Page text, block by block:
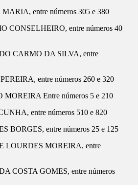
entre números 305 e 380
entre números 40
CARMO DA SILVA, entre
entre números 260 e 320
Entre números 5 e 210
entre números 510 e 820
entre números 25 e 125
MOREIRA, entre
GOMES, entre números